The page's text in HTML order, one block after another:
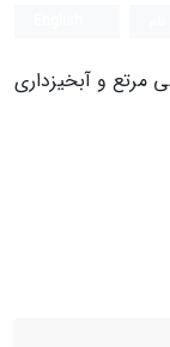
مرتع و آبخیزداری